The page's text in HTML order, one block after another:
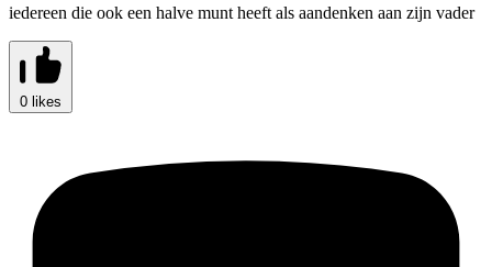
iedereen die ook een halve munt heeft als aandenken aan zijn vader
0 likes